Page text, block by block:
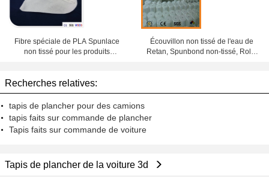
Fibre spéciale de PLA Spunlace
non tissé pour les produits
Écouvillon non tissé de l'eau de
Retan, Spunbond non-tissé, Rolls
Recherches relatives:
tapis de plancher pour des camions
tapis faits sur commande de plancher
Tapis faits sur commande de voiture
Tapis de plancher de la voiture 3d